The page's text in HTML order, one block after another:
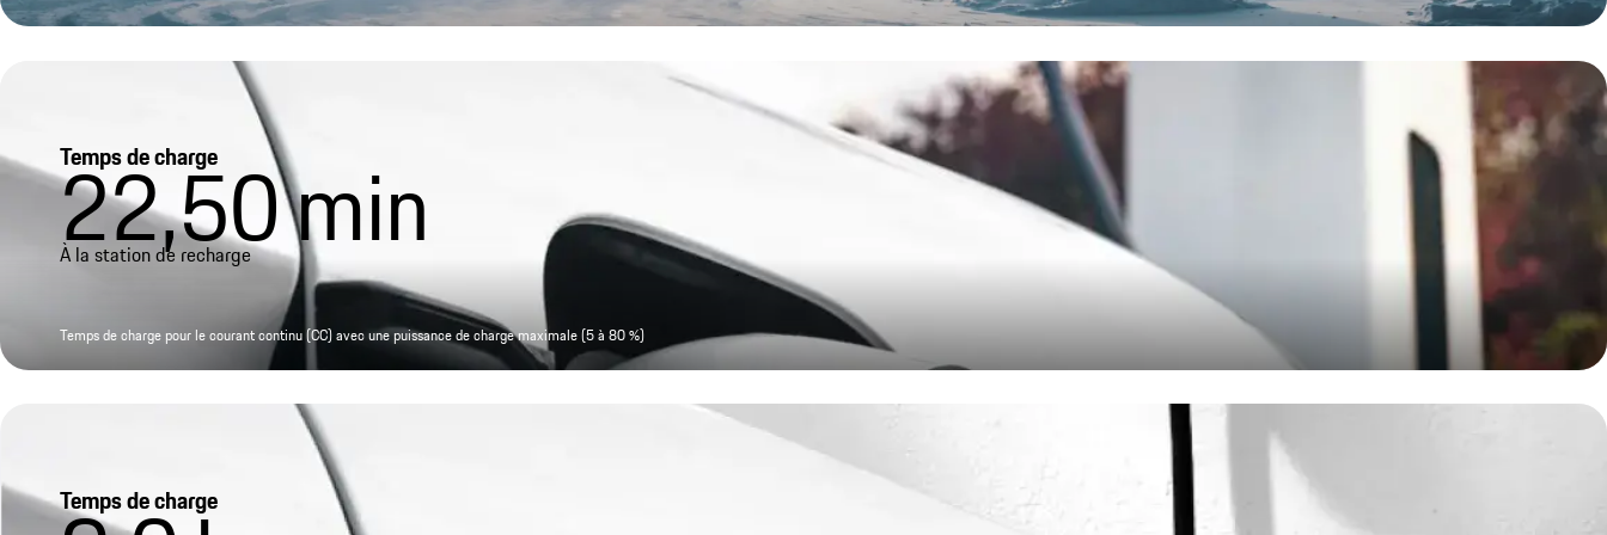
Temps de charge
22,50min
À la station de recharge
Temps de charge pour le courant continu (CC) avec une puissance de charge maximale (5 à 80 %)
Temps de charge